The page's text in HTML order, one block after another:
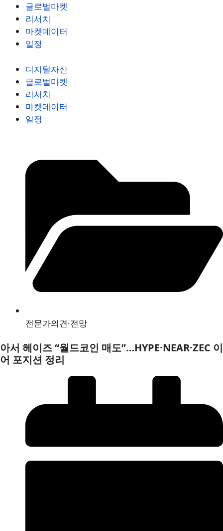
글로벌마켓
리서치
마켓데이터
일정
디지털자산
글로벌마켓
리서치
마켓데이터
일정
전문가의견·전망
아서 헤이즈 “월드코인 매도”…HYPE·NEAR·ZEC 이
어 포지션 정리